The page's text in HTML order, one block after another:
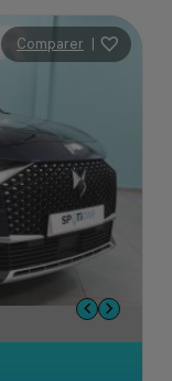
Comparer |